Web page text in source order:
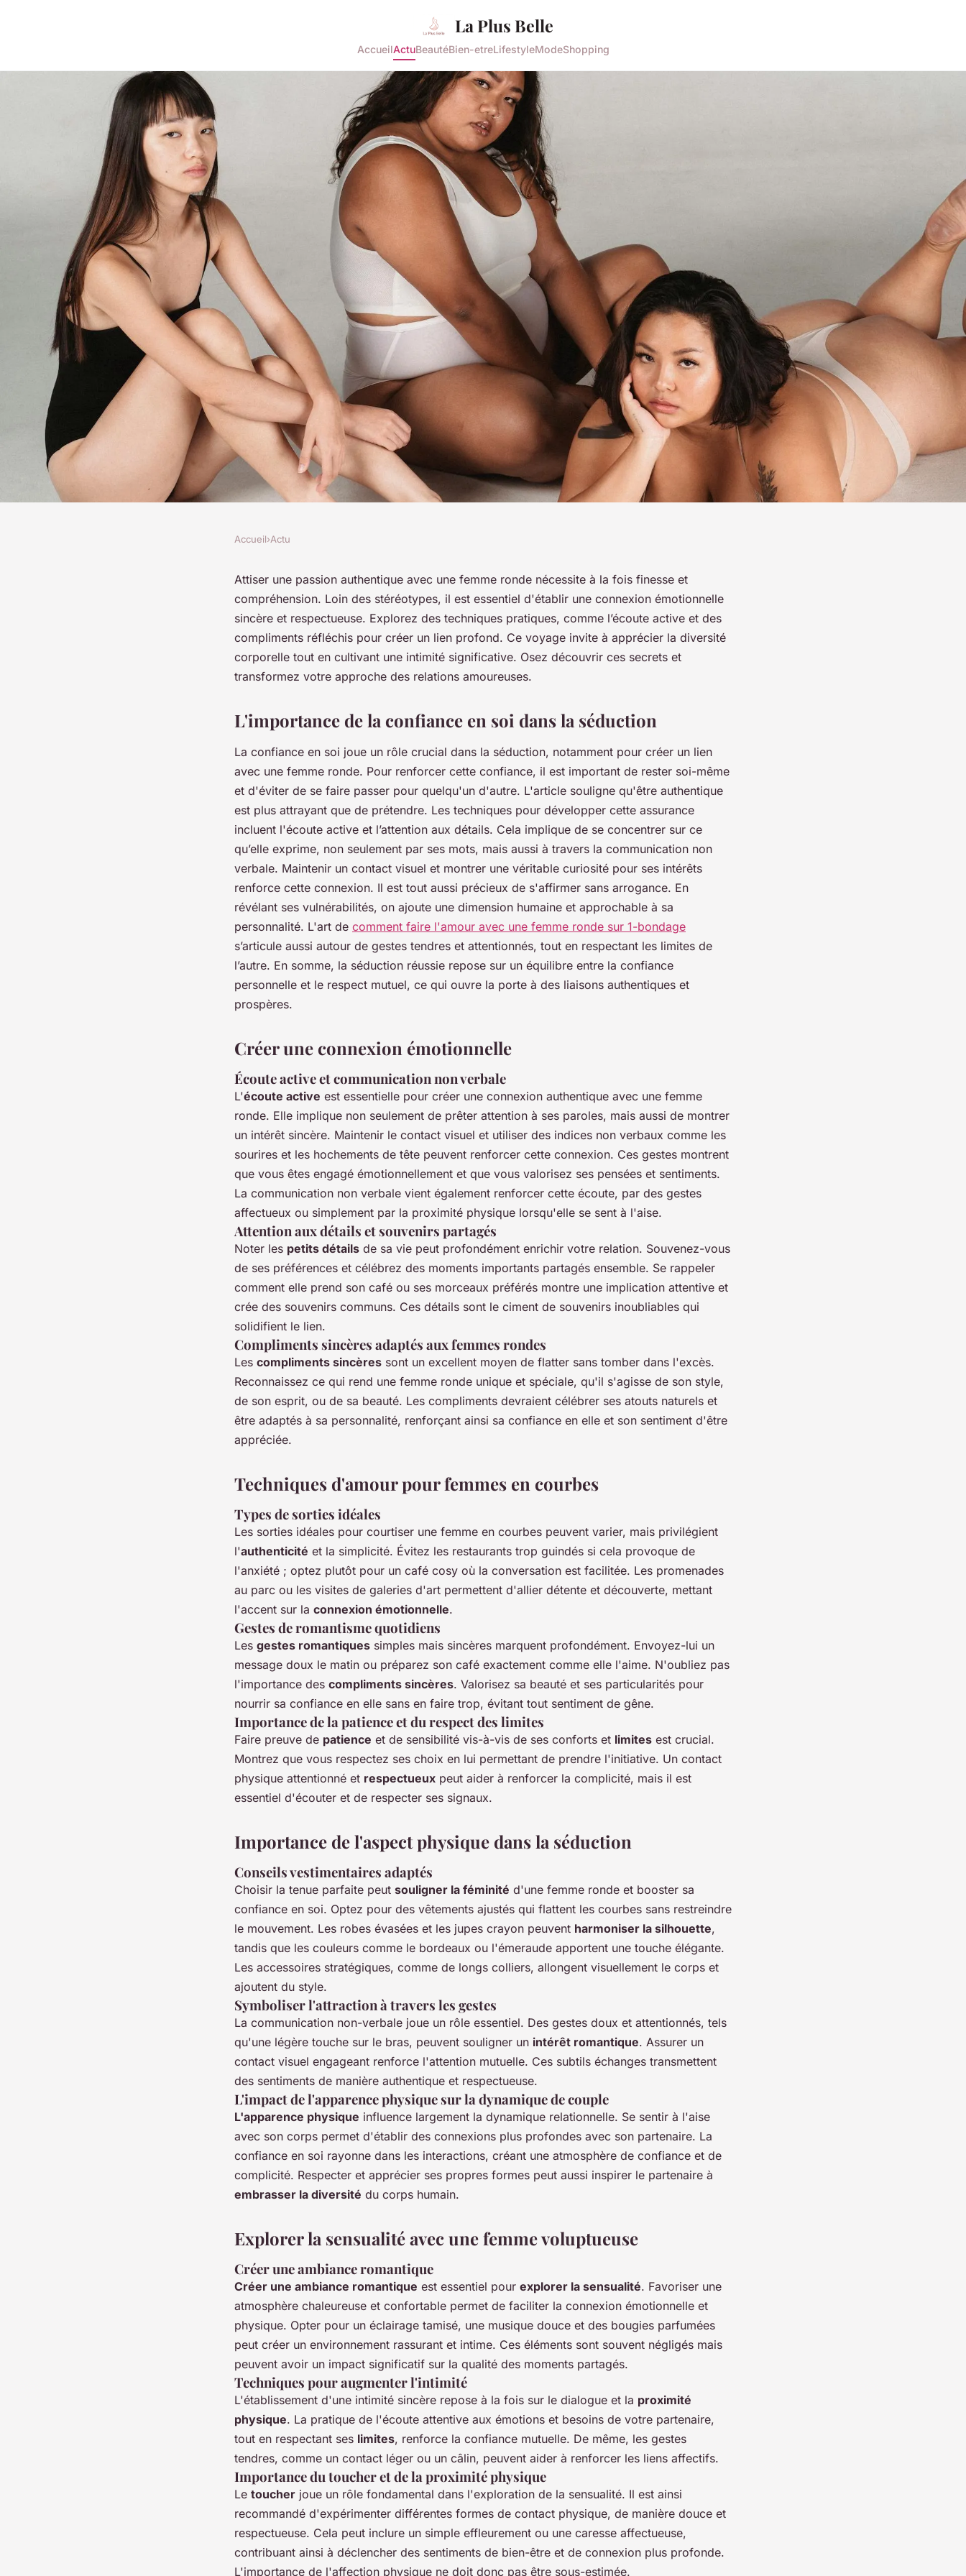
La Plus Belle
AccueilActuBeautéBien-etreLifestyleModeShopping
Secrets pour enflammer la passion
avec une femme ronde
Accueil›Actu
Attiser une passion authentique avec une femme ronde nécessite à la fois finesse et
compréhension. Loin des stéréotypes, il est essentiel d'établir une connexion émotionnelle
sincère et respectueuse. Explorez des techniques pratiques, comme l’écoute active et des
compliments réfléchis pour créer un lien profond. Ce voyage invite à apprécier la diversité
corporelle tout en cultivant une intimité significative. Osez découvrir ces secrets et
transformez votre approche des relations amoureuses.
L'importance de la confiance en soi dans la séduction
La confiance en soi joue un rôle crucial dans la séduction, notamment pour créer un lien
avec une femme ronde. Pour renforcer cette confiance, il est important de rester soi-même
et d'éviter de se faire passer pour quelqu'un d'autre. L'article souligne qu'être authentique
est plus attrayant que de prétendre. Les techniques pour développer cette assurance
incluent l'écoute active et l’attention aux détails. Cela implique de se concentrer sur ce
qu’elle exprime, non seulement par ses mots, mais aussi à travers la communication non
verbale. Maintenir un contact visuel et montrer une véritable curiosité pour ses intérêts
renforce cette connexion. Il est tout aussi précieux de s'affirmer sans arrogance. En
révélant ses vulnérabilités, on ajoute une dimension humaine et approchable à sa
personnalité. L'art de comment faire l'amour avec une femme ronde sur 1-bondage
s’articule aussi autour de gestes tendres et attentionnés, tout en respectant les limites de
l’autre. En somme, la séduction réussie repose sur un équilibre entre la confiance
personnelle et le respect mutuel, ce qui ouvre la porte à des liaisons authentiques et
prospères.
Créer une connexion émotionnelle
Écoute active et communication non verbale
L'écoute active est essentielle pour créer une connexion authentique avec une femme
ronde. Elle implique non seulement de prêter attention à ses paroles, mais aussi de montrer
un intérêt sincère. Maintenir le contact visuel et utiliser des indices non verbaux comme les
sourires et les hochements de tête peuvent renforcer cette connexion. Ces gestes montrent
que vous êtes engagé émotionnellement et que vous valorisez ses pensées et sentiments.
La communication non verbale vient également renforcer cette écoute, par des gestes
affectueux ou simplement par la proximité physique lorsqu'elle se sent à l'aise.
Attention aux détails et souvenirs partagés
Noter les petits détails de sa vie peut profondément enrichir votre relation. Souvenez-vous
de ses préférences et célébrez des moments importants partagés ensemble. Se rappeler
comment elle prend son café ou ses morceaux préférés montre une implication attentive et
crée des souvenirs communs. Ces détails sont le ciment de souvenirs inoubliables qui
solidifient le lien.
Compliments sincères adaptés aux femmes rondes
Les compliments sincères sont un excellent moyen de flatter sans tomber dans l'excès.
Reconnaissez ce qui rend une femme ronde unique et spéciale, qu'il s'agisse de son style,
de son esprit, ou de sa beauté. Les compliments devraient célébrer ses atouts naturels et
être adaptés à sa personnalité, renforçant ainsi sa confiance en elle et son sentiment d'être
appréciée.
Techniques d'amour pour femmes en courbes
Types de sorties idéales
Les sorties idéales pour courtiser une femme en courbes peuvent varier, mais privilégient
l'authenticité et la simplicité. Évitez les restaurants trop guindés si cela provoque de
l'anxiété ; optez plutôt pour un café cosy où la conversation est facilitée. Les promenades
au parc ou les visites de galeries d'art permettent d'allier détente et découverte, mettant
l'accent sur la connexion émotionnelle.
Gestes de romantisme quotidiens
Les gestes romantiques simples mais sincères marquent profondément. Envoyez-lui un
message doux le matin ou préparez son café exactement comme elle l'aime. N'oubliez pas
l'importance des compliments sincères. Valorisez sa beauté et ses particularités pour
nourrir sa confiance en elle sans en faire trop, évitant tout sentiment de gêne.
Importance de la patience et du respect des limites
Faire preuve de patience et de sensibilité vis-à-vis de ses conforts et limites est crucial.
Montrez que vous respectez ses choix en lui permettant de prendre l'initiative. Un contact
physique attentionné et respectueux peut aider à renforcer la complicité, mais il est
essentiel d'écouter et de respecter ses signaux.
Importance de l'aspect physique dans la séduction
Conseils vestimentaires adaptés
Choisir la tenue parfaite peut souligner la féminité d'une femme ronde et booster sa
confiance en soi. Optez pour des vêtements ajustés qui flattent les courbes sans restreindre
le mouvement. Les robes évasées et les jupes crayon peuvent harmoniser la silhouette,
tandis que les couleurs comme le bordeaux ou l'émeraude apportent une touche élégante.
Les accessoires stratégiques, comme de longs colliers, allongent visuellement le corps et
ajoutent du style.
Symboliser l'attraction à travers les gestes
La communication non-verbale joue un rôle essentiel. Des gestes doux et attentionnés, tels
qu'une légère touche sur le bras, peuvent souligner un intérêt romantique. Assurer un
contact visuel engageant renforce l'attention mutuelle. Ces subtils échanges transmettent
des sentiments de manière authentique et respectueuse.
L'impact de l'apparence physique sur la dynamique de couple
L'apparence physique influence largement la dynamique relationnelle. Se sentir à l'aise
avec son corps permet d'établir des connexions plus profondes avec son partenaire. La
confiance en soi rayonne dans les interactions, créant une atmosphère de confiance et de
complicité. Respecter et apprécier ses propres formes peut aussi inspirer le partenaire à
embrasser la diversité du corps humain.
Explorer la sensualité avec une femme voluptueuse
Créer une ambiance romantique
Créer une ambiance romantique est essentiel pour explorer la sensualité. Favoriser une
atmosphère chaleureuse et confortable permet de faciliter la connexion émotionnelle et
physique. Opter pour un éclairage tamisé, une musique douce et des bougies parfumées
peut créer un environnement rassurant et intime. Ces éléments sont souvent négligés mais
peuvent avoir un impact significatif sur la qualité des moments partagés.
Techniques pour augmenter l'intimité
L'établissement d'une intimité sincère repose à la fois sur le dialogue et la proximité
physique. La pratique de l'écoute attentive aux émotions et besoins de votre partenaire,
tout en respectant ses limites, renforce la confiance mutuelle. De même, les gestes
tendres, comme un contact léger ou un câlin, peuvent aider à renforcer les liens affectifs.
Importance du toucher et de la proximité physique
Le toucher joue un rôle fondamental dans l'exploration de la sensualité. Il est ainsi
recommandé d'expérimenter différentes formes de contact physique, de manière douce et
respectueuse. Cela peut inclure un simple effleurement ou une caresse affectueuse,
contribuant ainsi à déclencher des sentiments de bien-être et de connexion plus profonde.
L'importance de l'affection physique ne doit donc pas être sous-estimée.